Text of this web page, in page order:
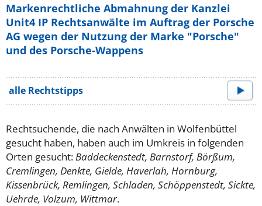
Markenrechtliche Abmahnung der Kanzlei
Unit4 IP Rechtsanwälte im Auftrag der Porsche
AG wegen der Nutzung der Marke "Porsche"
und des Porsche-Wappens
alle Rechtstipps
Rechtsuchende, die nach Anwälten in Wolfenbüttel
gesucht haben, haben auch im Umkreis in folgenden
Orten gesucht:Baddeckenstedt, Barnstorf, Börßum,
Cremlingen, Denkte, Gielde, Haverlah, Hornburg,
Kissenbrück, Remlingen, Schladen, Schöppenstedt, Sickte,
Uehrde, Volzum, Wittmar.